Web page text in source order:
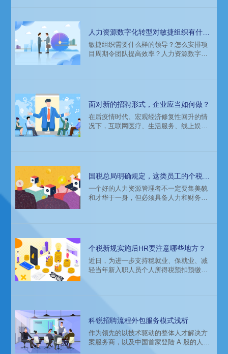
理、招聘渠道管理、招聘技能培训、雇主
品牌提升、招聘新技术应用等，同时确保
招聘结果高效达成的整体解决方案。
人力资源数字化转型对敏捷组织有什么
作用？
敏捷组织需要什么样的领导？怎么安排项
目周期令团队提高效率？人力资源数字化
面对新的招聘形式，企业应当如何做？
在后疫情时代、宏观经济修复性回升的情
况下，互联网医疗、生活服务、线上娱乐
生物医药临床研发人才也成为市场热需。
新形势下，初创企业可能面临哪些人才配
置的挑战？企业如何做好人才的获取与管
理？如何从人力资源管理视角出发，给出
国税总局明确规定，这类员工的个税计
算方式要变了！
一个好的人力资源管理者不一定要集美貌
和才华于一身，但必须具备人力和财务知
的计算方式，而且每年国家还会针对不同
人群推出全新的个税政策。这不，最近国
税总局就有一项个税新政出台针对哪些
人？具体怎样算？需要注意什么？
个税新规实施后HR要注意哪些地方？
近日，为进一步支持稳就业、保就业、减
轻当年新入职人员个人所得税预扣预缴阶
减轻新就业人员个税负担，增加劳动所
得。
科锐招聘流程外包服务模式浅析
作为领先的以技术驱动的整体人才解决方
案服务商，以及中国首家登陆 A 股的人力